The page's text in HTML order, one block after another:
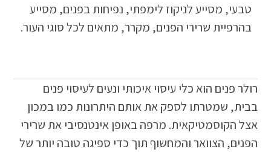
טבעי, מסייע לניקוז לימפתי, נפיחות בפנים, מסייע
בהרפיית שרירי הפנים, מקרר, מתאים לכל סוגי העור.
רולר פנים הוא כלי עיסוי איכותי ונעים לעיסוי פנים
בבית, שמטרתו לספק את אותם היתרונות כמו במכון
אצל הקוסמטיקאית. מרפה באופן אינטנסיבי את שרירי
הפנים, הצוואר והמחשוף תוך כדי ספיגה טובה יותר של